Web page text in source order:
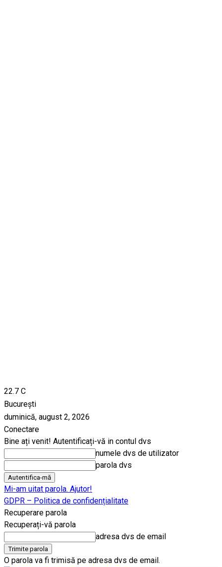
22.7 C
București
duminică, august 2, 2026
Conectare
Bine ați venit! Autentificați-vă in contul dvs
numele dvs de utilizator
parola dvs
Mi-am uitat parola. Ajutor!
GDPR – Politica de confidențialitate
Recuperare parola
Recuperați-vă parola
adresa dvs de email
O parola va fi trimisă pe adresa dvs de email.